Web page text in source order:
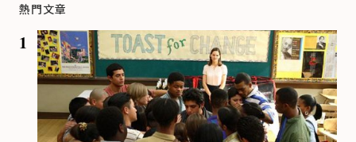
熱門文章
1